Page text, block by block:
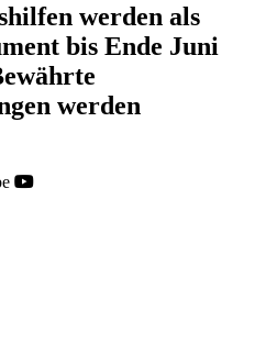
werden als
bis Ende Juni
werden